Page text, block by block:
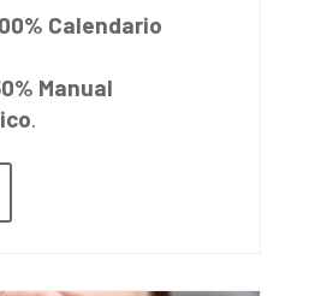
Calendario
Manual
.